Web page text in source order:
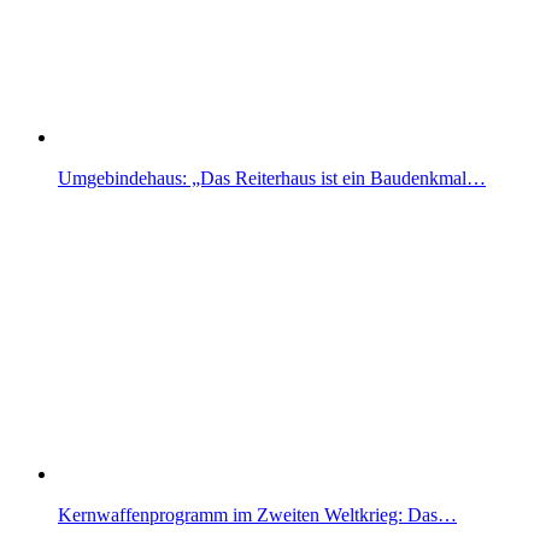
Umgebindehaus: „Das Reiterhaus ist ein Baudenkmal…
Kernwaffenprogramm im Zweiten Weltkrieg: Das…